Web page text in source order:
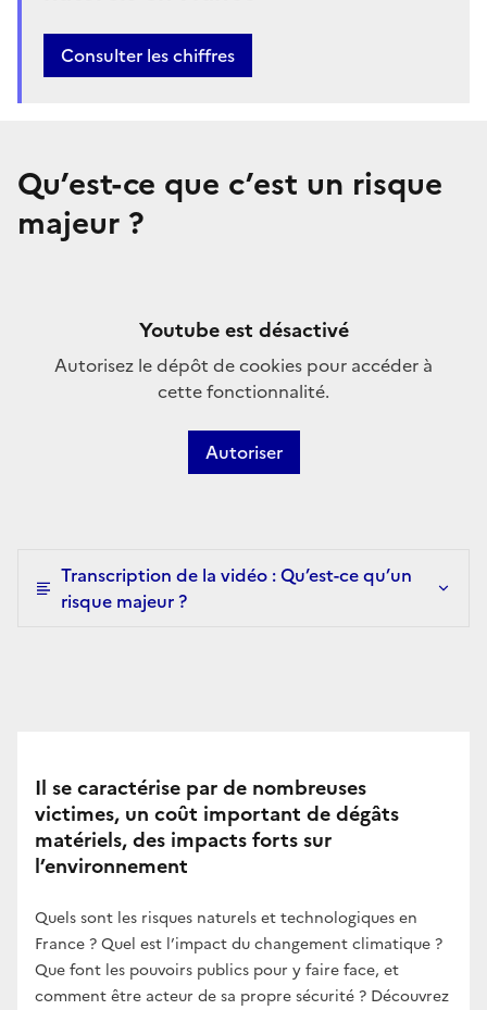
Bouton
Consulter les chiffres
Qu’est-ce que c’est un risque
majeur ?
Youtube est désactivé
Autorisez le dépôt de cookies pour accéder à
cette fonctionnalité.
Autoriser
Transcription de la vidéo : Qu’est-ce qu’un
risque majeur ?
Il se caractérise par de nombreuses
victimes, un coût important de dégâts
matériels, des impacts forts sur
l’environnement
Quels sont les risques naturels et technologiques en
France ? Quel est l’impact du changement climatique ?
Que font les pouvoirs publics pour y faire face, et
comment être acteur de sa propre sécurité ? Découvrez